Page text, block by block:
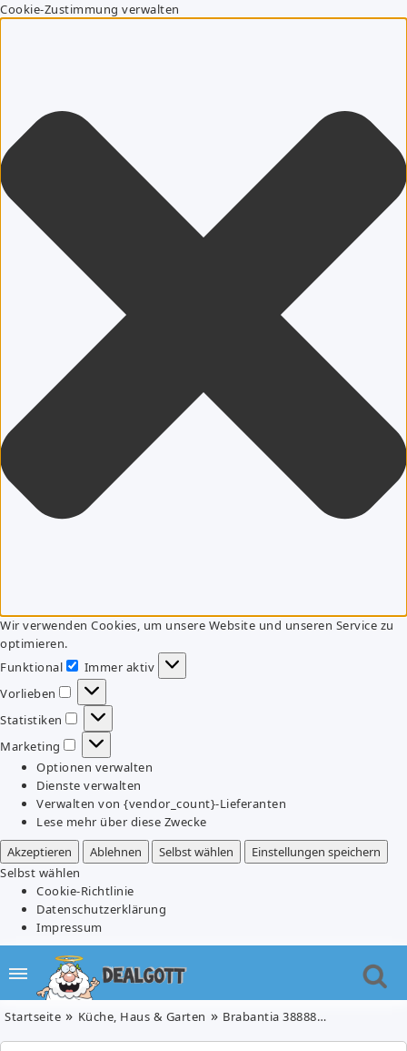
Cookie-Zustimmung verwalten
Wir verwenden Cookies, um unsere Website und unseren Service zu
optimieren.
Funktional
Funktional
Immer aktiv
Vorlieben
Vorlieben
Statistiken
Statistiken
Marketing
Marketing
Optionen verwalten
Dienste verwalten
Verwalten von {vendor_count}-Lieferanten
Lese mehr über diese Zwecke
Akzeptieren
Ablehnen Selbst wählen
Einstellungen speichern
Selbst wählen
Cookie-Richtlinie
Datenschutzerklärung
Impressum
Startseite Küche, Haus & Garten Brabantia 388880 Briefkasten B 110 Edelstahl ab 22,98€